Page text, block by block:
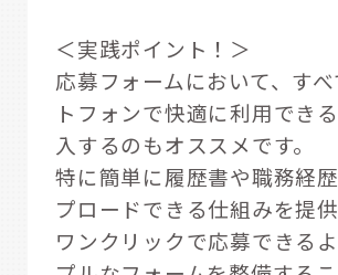
＜実践ポイント！＞
応募フォームにおいて、す
トフォンで快適に利用でき
入するのもオススメです。
特に簡単に履歴書や職務経
プロードできる仕組みを提供
ワンクリックで応募できる